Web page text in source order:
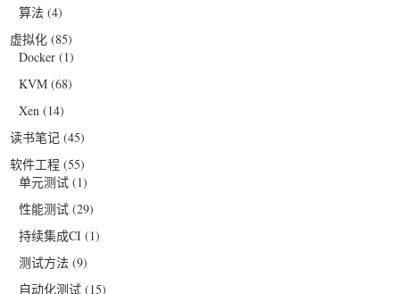
算法 (4)
虚拟化 (85)
Docker (1)
KVM (68)
Xen (14)
读书笔记 (45)
软件工程 (55)
单元测试 (1)
性能测试 (29)
持续集成CI (1)
测试方法 (9)
自动化测试 (15)